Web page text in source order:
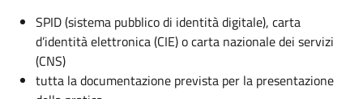
SPID (sistema pubblico di identità digitale), carta
d’identità elettronica (CIE) o carta nazionale dei servizi
(CNS)
tutta la documentazione prevista per la presentazione